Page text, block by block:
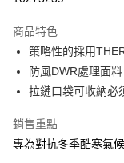
運送方式
宅配
每筆NT$100，滿
商品特色
策略性的採用
防風DWR處理面料
拉鏈口袋可收納必
銷售重點
專為對抗冬季酷寒氣